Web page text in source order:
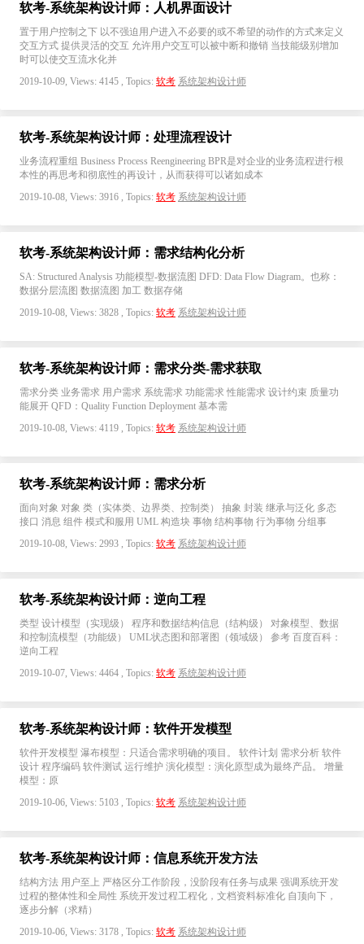
软考-系统架构设计师：人机界面设计
置于用户控制之下 以不强迫用户进入不必要的或不希望的动作的方式来定义
交互方式 提供灵活的交互 允许用户交互可以被中断和撤销 当技能级别增加
时可以使交互流水化并
2019-10-09, Views: 4145 , Topics: 软考 系统架构设计师
软考-系统架构设计师：处理流程设计
业务流程重组 Business Process Reengineering BPR是对企业的业务流程进行根
本性的再思考和彻底性的再设计，从而获得可以诸如成本
2019-10-08, Views: 3916 , Topics: 软考 系统架构设计师
软考-系统架构设计师：需求结构化分析
SA: Structured Analysis 功能模型-数据流图 DFD: Data Flow Diagram。也称：
数据分层流图 数据流图 加工 数据存储
2019-10-08, Views: 3828 , Topics: 软考 系统架构设计师
软考-系统架构设计师：需求分类-需求获取
需求分类 业务需求 用户需求 系统需求 功能需求 性能需求 设计约束 质量功
能展开 QFD：Quality Function Deployment 基本需
2019-10-08, Views: 4119 , Topics: 软考 系统架构设计师
软考-系统架构设计师：需求分析
面向对象 对象 类（实体类、边界类、控制类） 抽象 封装 继承与泛化 多态
接口 消息 组件 模式和服用 UML 构造块 事物 结构事物 行为事物 分组事
2019-10-08, Views: 2993 , Topics: 软考 系统架构设计师
软考-系统架构设计师：逆向工程
类型 设计模型（实现级） 程序和数据结构信息（结构级） 对象模型、数据
和控制流模型（功能级） UML状态图和部署图（领域级） 参考 百度百科：
逆向工程
2019-10-07, Views: 4464 , Topics: 软考 系统架构设计师
软考-系统架构设计师：软件开发模型
软件开发模型 瀑布模型：只适合需求明确的项目。 软件计划 需求分析 软件
设计 程序编码 软件测试 运行维护 演化模型：演化原型成为最终产品。 增量
模型：原
2019-10-06, Views: 5103 , Topics: 软考 系统架构设计师
软考-系统架构设计师：信息系统开发方法
结构方法 用户至上 严格区分工作阶段，没阶段有任务与成果 强调系统开发
过程的整体性和全局性 系统开发过程工程化，文档资料标准化 自顶向下，
逐步分解（求精）
2019-10-06, Views: 3178 , Topics: 软考 系统架构设计师